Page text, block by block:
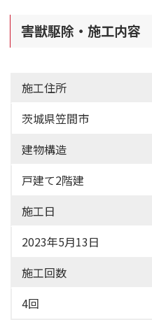
害獣駆除・施工内容
施工住所
茨城県笠間市
建物構造
戸建て2階建
施工日
2023年5月13日
施工回数
4回